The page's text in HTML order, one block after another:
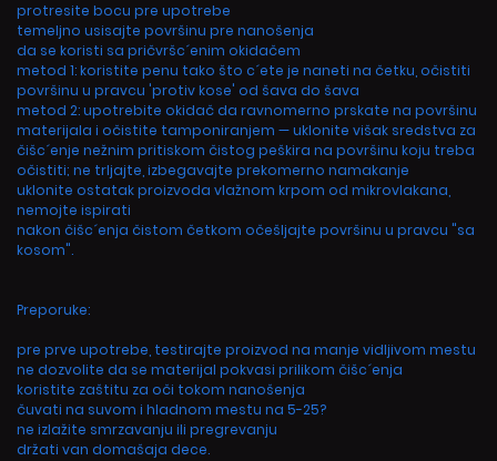
protresite bocu pre upotrebe
temeljno usisajte površinu pre nanošenja
da se koristi sa pričvršc´enim okidačem
metod 1: koristite penu tako što c´ete je naneti na četku, očistiti
površinu u pravcu 'protiv kose' od šava do šava
metod 2: upotrebite okidač da ravnomerno prskate na površinu
materijala i očistite tamponiranjem — uklonite višak sredstva za
čišc´enje nežnim pritiskom čistog peškira na površinu koju treba
očistiti; ne trljajte, izbegavajte prekomerno namakanje
uklonite ostatak proizvoda vlažnom krpom od mikrovlakana,
nemojte ispirati
nakon čišc´enja čistom četkom očešljajte površinu u pravcu "sa
kosom".
Preporuke:
pre prve upotrebe, testirajte proizvod na manje vidljivom mestu
ne dozvolite da se materijal pokvasi prilikom čišc´enja
koristite zaštitu za oči tokom nanošenja
čuvati na suvom i hladnom mestu na 5-25?
ne izlažite smrzavanju ili pregrevanju
držati van domašaja dece.